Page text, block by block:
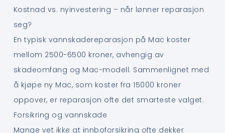
Kostnad vs. nyinvestering – når lønner reparasjon
seg?
En typisk vannskadereparasjon på Mac koster
mellom 2500-6500 kroner, avhengig av
skadeomfang og Mac-modell. Sammenlignet med
å kjøpe ny Mac, som koster fra 15000 kroner
oppover, er reparasjon ofte det smarteste valget.
Forsikring og vannskade
Mange vet ikke at innboforsikring ofte dekker